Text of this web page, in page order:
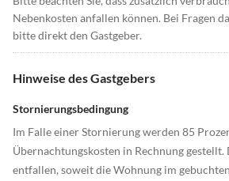
Nebenkosten anfallen können. Bei Fragen
bitte direkt den Gastgeber.
Hinweise des Gastgebers
Stornierungsbedingung
Im Falle einer Stornierung werden 85
Übernachtungskosten in Rechnung gestellt.
entfallen, soweit die Wohnung im